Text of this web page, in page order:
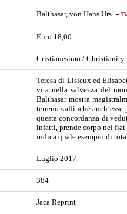
Balthasar, von Hans Urs -
Euro 18,00
Cristianesimo /
Teresa di Lisieux ed
vita nella salvezza del
Balthasar mostra
terreno «affinché
questa concordanza di
infatti, prende corpo nel
indica quale esempio di
Luglio 2017
384
Jaca Reprint